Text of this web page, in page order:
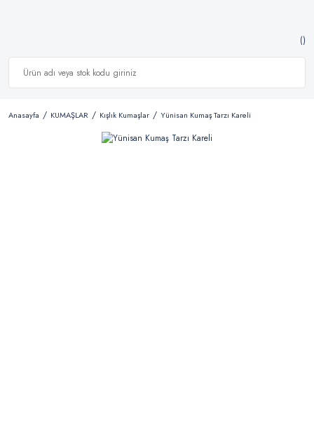
Anasayfa KUMAŞLAR Kışlık Kumaşlar Yünisan Kumaş Tarzı Kareli